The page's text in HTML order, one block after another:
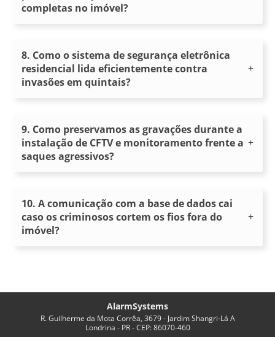
completas no imóvel?
8. Como o sistema de segurança eletrônica
residencial lida eficientemente contra
invasões em quintais?
9. Como preservamos as gravações durante a
instalação de CFTV e monitoramento frente a
saques agressivos?
10. A comunicação com a base de dados cai
caso os criminosos cortem os fios fora do
imóvel?
AlarmSystems
R. Guilherme da Mota Corrêa, 3679 - Jardim Shangri-Lá A
Londrina - PR - CEP: 86070-460